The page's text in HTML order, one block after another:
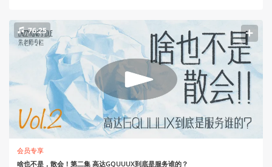
76:25
会员专享
啥也不是，散会！第二集 高达GQUUUX到底是服务谁的？